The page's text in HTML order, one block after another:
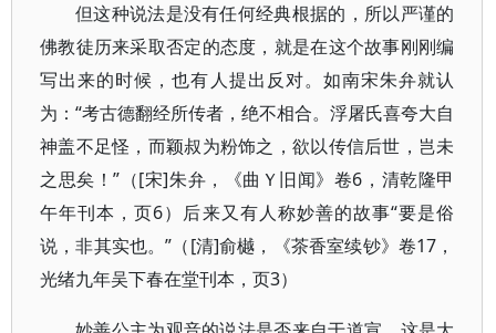
但这种说法是没有任何经典根据的，所以严谨的
佛教徒历来采取否定的态度，就是在这个故事刚刚编
写出来的时候，也有人提出反对。如南宋朱弁就认
为：“考古德翻经所传者，绝不相合。浮屠氏喜夸大自
神盖不足怪，而颖叔为粉饰之，欲以传信后世，岂未
之思矣！”（[宋]朱弁，《曲Ｙ旧闻》卷6，清乾隆甲
午年刊本，页6）后来又有人称妙善的故事“要是俗
说，非其实也。”（[清]俞樾，《茶香室续钞》卷17，
光绪九年吴下春在堂刊本，页3）